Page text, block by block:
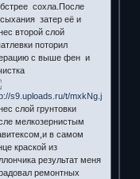
сохла.После
затер её и
второй слой
поторил
с выше фен и
слой грунтовки
мелкозернистым
в самом
краской из
результат меня
ремонтных